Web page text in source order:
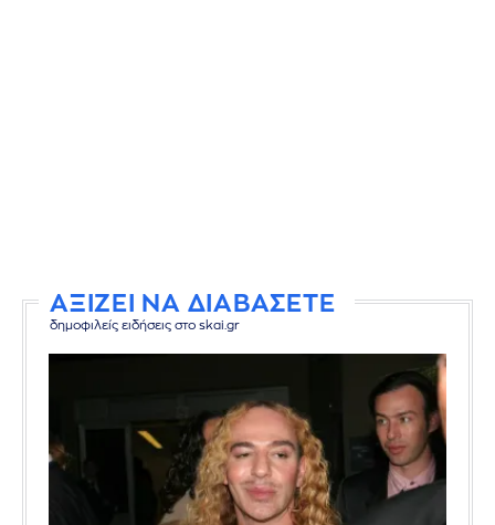
ΑΞΙΖΕΙ ΝΑ ΔΙΑΒΑΣΕΤΕ
δημοφιλείς ειδήσεις στο skai.gr